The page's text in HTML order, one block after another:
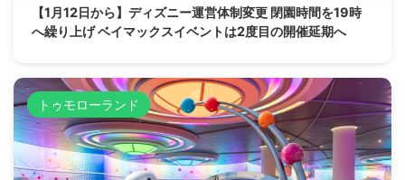
【1月12日から】ディズニー運営体制変更 閉園時間を19時
へ繰り上げ ベイマックスイベントは2度目の開催延期へ
トゥモローランド